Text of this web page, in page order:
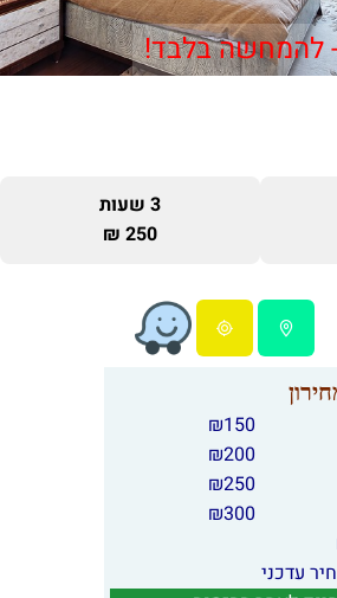
- להמחשה בלבד!
3 שעות
250 ₪
150
₪
200
₪
250
₪
300
₪
עדכני